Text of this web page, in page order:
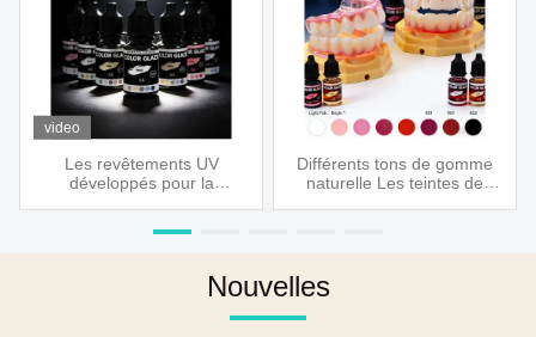
video
Les revêtements UV
développés pour la
tons rouges et la finition des
dentaires, des zones
gencivales, des obturations
gencivales, des tissus mous
Différents tons de gomme
naturelle Les teintes de
Nouvelles